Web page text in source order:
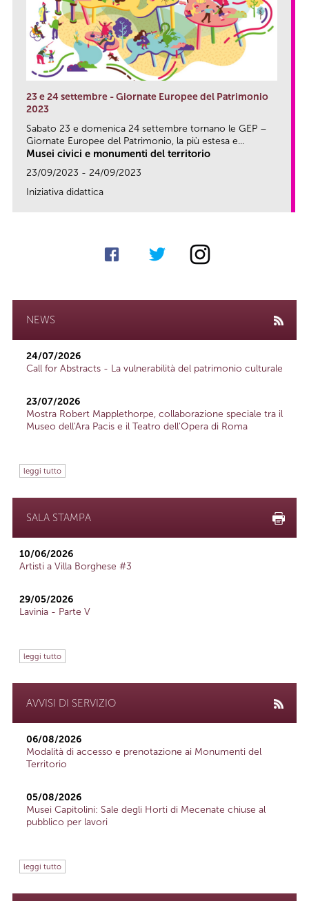
23 e 24 settembre - Giornate Europee del Patrimonio
2023
Sabato 23 e domenica 24 settembre tornano le GEP –
Giornate Europee del Patrimonio, la più estesa e...
Musei civici e monumenti del territorio
23/09/2023 - 24/09/2023
Iniziativa didattica
NEWS
24/07/2026
Call for Abstracts - La vulnerabilità del patrimonio culturale
23/07/2026
Mostra Robert Mapplethorpe, collaborazione speciale tra il
Museo dell'Ara Pacis e il Teatro dell'Opera di Roma
leggi tutto
SALA STAMPA
10/06/2026
Artisti a Villa Borghese #3
29/05/2026
Lavinia - Parte V
leggi tutto
AVVISI DI SERVIZIO
06/08/2026
Modalità di accesso e prenotazione ai Monumenti del
Territorio
05/08/2026
Musei Capitolini: Sale degli Horti di Mecenate chiuse al
pubblico per lavori
leggi tutto